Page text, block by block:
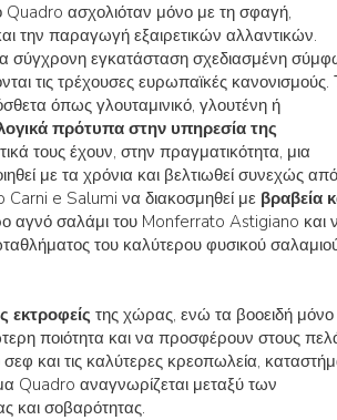
Quadro ασχολιόταν μόνο με τη σφαγή,
την παραγωγή εξαιρετικών αλλαντικών.
σύγχρονη εγκατάσταση σχεδιασμένη
τις τρέχουσες ευρωπαϊκές κανονισμούς.
όπως γλουταμινικό, γλουτένη ή
πρότυπα στην υπηρεσία της
τους έχουν, στην πραγματικότητα, μια
με τα χρόνια και βελτιωθεί συνεχώς από
Carni e Salumi να διακοσμηθεί με βραβεία
αγνό σαλάμι του Monferrato Astigiano και
του καλύτερου φυσικού
εκτροφείς της χώρας, ενώ τα βοοειδή μόνο
ποιότητα και να προσφέρουν στους
και τις καλύτερες κρεοπωλεία,
Quadro αναγνωρίζεται μεταξύ των
και σοβαρότητας.